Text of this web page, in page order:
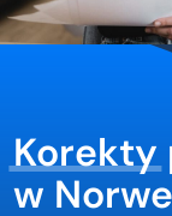
Korekty
w